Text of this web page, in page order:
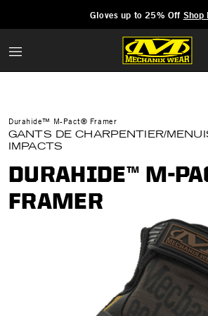
Gloves up to 25% Off Shop
Durahide™ M-Pact® Framer
GANTS DE CHARPENTIER/
IMPACTS
DURAHIDE™ M-
FRAMER
Manage Wishlist